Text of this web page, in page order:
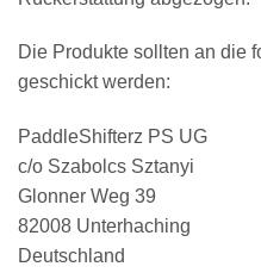
Die Produkte sollten an die
geschickt werden:
PaddleShifterz PS UG
c/o Szabolcs Sztanyi
Glonner Weg 39
82008 Unterhaching
Deutschland